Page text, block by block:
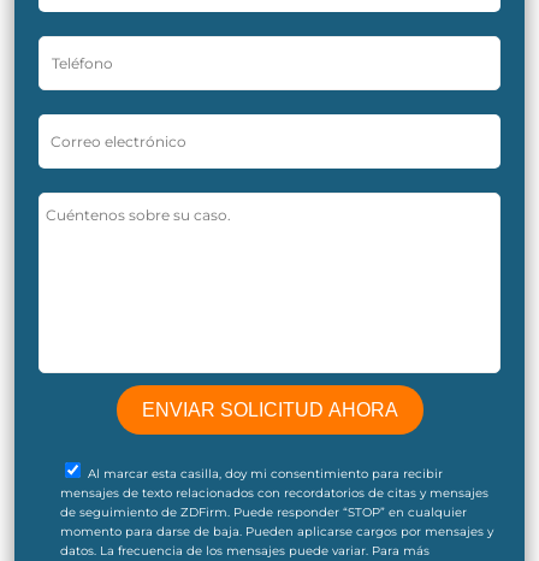
Al marcar esta casilla, doy mi consentimiento para recibir
mensajes de texto relacionados con recordatorios de citas y mensajes
de seguimiento de ZDFirm. Puede responder “STOP” en cualquier
momento para darse de baja. Pueden aplicarse cargos por mensajes y
datos. La frecuencia de los mensajes puede variar. Para más